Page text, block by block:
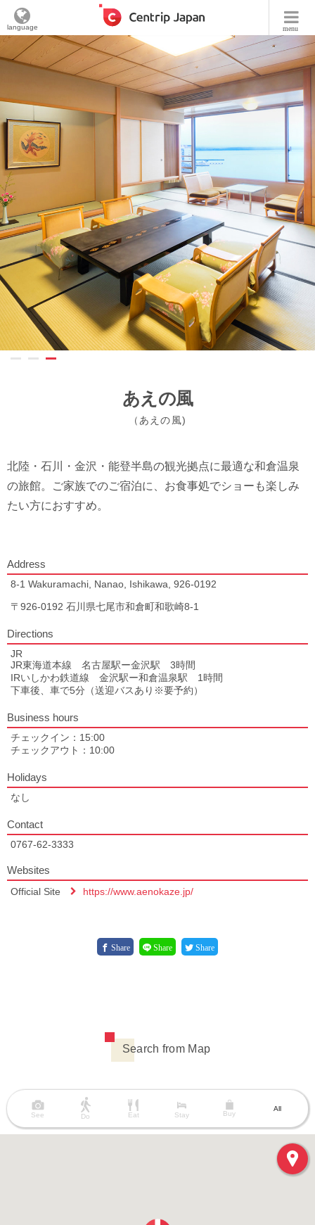
menu
language
あえの風
（あえの風)
北陸・石川・金沢・能登半島の観光拠点に最適な和倉温泉
の旅館。ご家族でのご宿泊に、お食事処でショーも楽しみ
たい方におすすめ。
Address
8-1 Wakuramachi, Nanao, Ishikawa, 926-0192
〒926-0192 石川県七尾市和倉町和歌崎8-1
Directions
JR
JR東海道本線 名古屋駅ー金沢駅 3時間
IRいしかわ鉄道線 金沢駅ー和倉温泉駅 1時間
下車後、車で5分（送迎バスあり※要予約）
Business hours
チェックイン：15:00
チェックアウト：10:00
Holidays
なし
Contact
0767-62-3333
Websites
Official Site https://www.aenokaze.jp/
Share Share Share
Search from Map
See Do Eat Stay Buy
All